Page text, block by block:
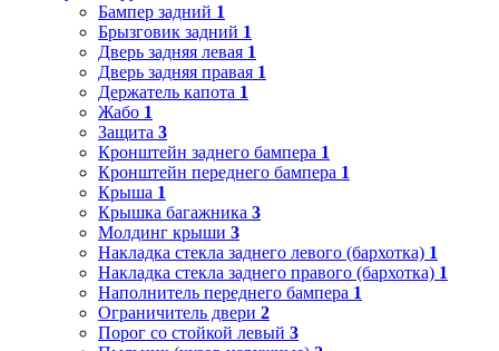
Бампер задний 1
Брызговик задний 1
Дверь задняя левая 1
Дверь задняя правая 1
Держатель капота 1
Жабо 1
Защита 3
Кронштейн заднего бампера 1
Кронштейн переднего бампера 1
Крыша 1
Крышка багажника 3
Молдинг крыши 3
Накладка стекла заднего левого (бархотка) 1
Накладка стекла заднего правого (бархотка) 1
Наполнитель переднего бампера 1
Ограничитель двери 2
Порог со стойкой левый 3